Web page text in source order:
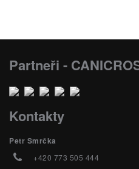
Partneři -
Kontakty
Petr Smrčka
+420 773 505 444